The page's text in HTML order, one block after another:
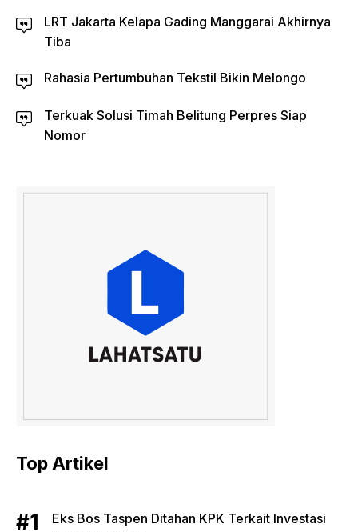
LRT Jakarta Kelapa Gading Manggarai Akhirnya
Tiba
Rahasia Pertumbuhan Tekstil Bikin Melongo
Terkuak Solusi Timah Belitung Perpres Siap
Nomor
Top Artikel
Eks Bos Taspen Ditahan KPK Terkait Investasi